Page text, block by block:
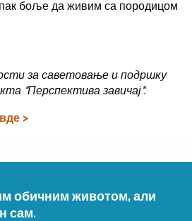
боље да живим са породицом
за саветовање и подршку
"Перспектива завичај".
>
обичним животом, али
сам.